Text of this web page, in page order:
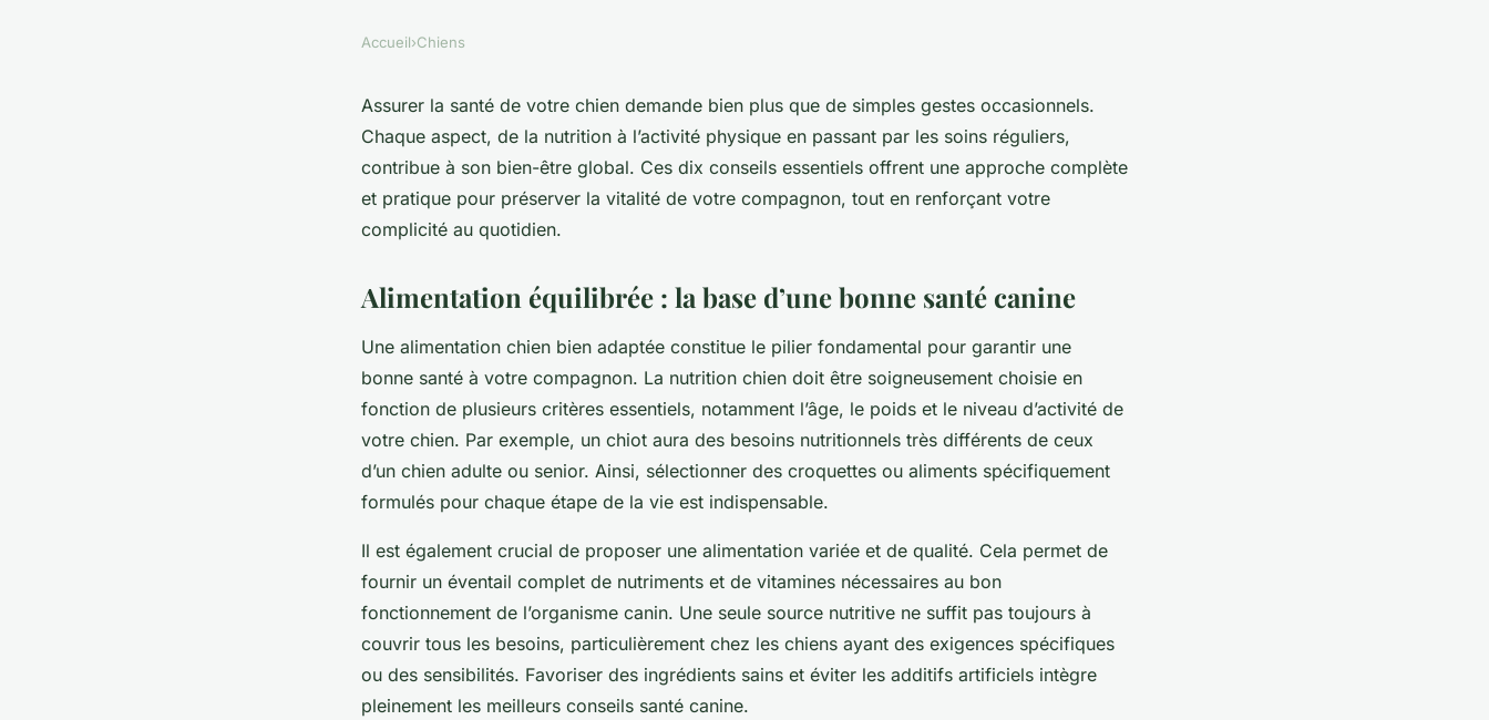
10 conseils incontournables pour
maintenir votre chien en santé
11 min de lecture
Accueil›Chiens
Assurer la santé de votre chien demande bien plus que de simples gestes occasionnels.
Chaque aspect, de la nutrition à l’activité physique en passant par les soins réguliers,
contribue à son bien-être global. Ces dix conseils essentiels offrent une approche complète
et pratique pour préserver la vitalité de votre compagnon, tout en renforçant votre
complicité au quotidien.
Alimentation équilibrée : la base d’une bonne santé canine
Une alimentation chien bien adaptée constitue le pilier fondamental pour garantir une
bonne santé à votre compagnon. La nutrition chien doit être soigneusement choisie en
fonction de plusieurs critères essentiels, notamment l’âge, le poids et le niveau d’activité de
votre chien. Par exemple, un chiot aura des besoins nutritionnels très différents de ceux
d’un chien adulte ou senior. Ainsi, sélectionner des croquettes ou aliments spécifiquement
formulés pour chaque étape de la vie est indispensable.
Il est également crucial de proposer une alimentation variée et de qualité. Cela permet de
fournir un éventail complet de nutriments et de vitamines nécessaires au bon
fonctionnement de l’organisme canin. Une seule source nutritive ne suffit pas toujours à
couvrir tous les besoins, particulièrement chez les chiens ayant des exigences spécifiques
ou des sensibilités. Favoriser des ingrédients sains et éviter les additifs artificiels intègre
pleinement les meilleurs conseils santé canine.